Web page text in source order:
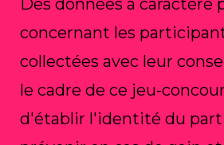
concernant les
collectées avec leur
le cadre de ce jeu-
d'établir l'identité du